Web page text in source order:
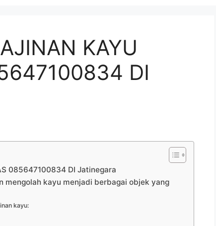
KAYU
DI
085647100834 DI Jatinegara
mengolah kayu menjadi berbagai objek yang
kayu: